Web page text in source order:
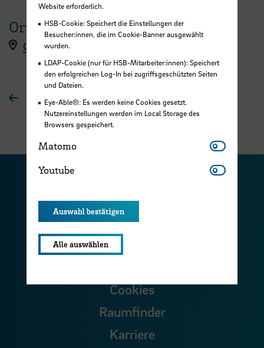
Ort
Online
Zur Übersichtsseite
Zu unserer Instagram Seite
Zu unserer
Cookies
Raumfinder
Karriere
Website erforderlich.
HSB-Cookie: Speichert die Einstellungen der
Besucher:innen, die im Cookie-Banner ausgewählt
wurden.
LDAP-Cookie (nur für HSB-Mitarbeiter:innen): Speichert
den erfolgreichen Log-In bei zugriffsgeschützten Seiten
und Dateien.
Eye-Able®: Es werden keine Cookies gesetzt.
Nutzereinstellungen werden im Local Storage des
Browsers gespeichert.
Matomo Matomo
Youtube Youtube
Auswahl bestätigen
Alle auswählen